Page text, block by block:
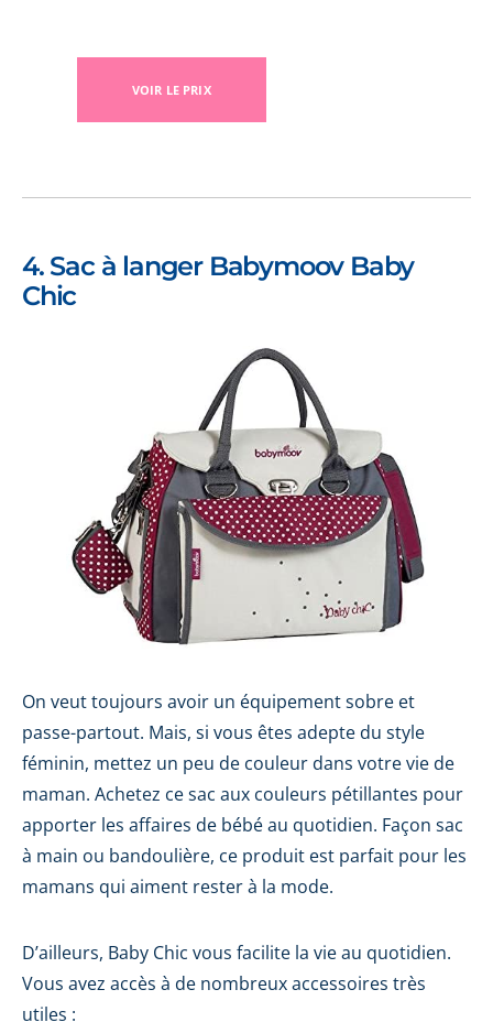
VOIR LE PRIX
4. Sac à langer Babymoov Baby
Chic
On veut toujours avoir un équipement sobre et
passe-partout. Mais, si vous êtes adepte du style
féminin, mettez un peu de couleur dans votre vie de
maman. Achetez ce sac aux couleurs pétillantes pour
apporter les affaires de bébé au quotidien. Façon sac
à main ou bandoulière, ce produit est parfait pour les
mamans qui aiment rester à la mode.
D’ailleurs, Baby Chic vous facilite la vie au quotidien.
Vous avez accès à de nombreux accessoires très
utiles :